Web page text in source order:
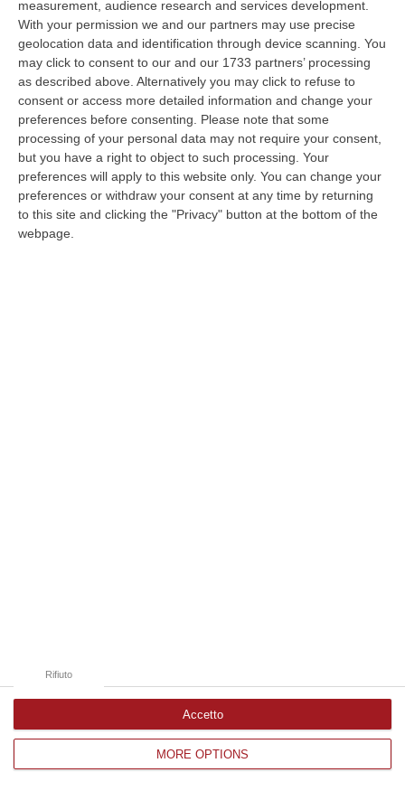
measurement, audience research and services development.
With your permission we and our partners may use precise
geolocation data and identification through device scanning. You
may click to consent to our and our 1733 partners’ processing
as described above. Alternatively you may click to refuse to
consent or access more detailed information and change your
preferences before consenting.
Please note that some
processing of your personal data may not require your consent,
but you have a right to object to such processing. Your
preferences will apply to this website only. You can change your
preferences or withdraw your consent at any time by returning
to this site and clicking the "Privacy" button at the bottom of the
webpage.
MORE OPTIONS
Rifiuto
Accetto
Gioia Tauro, Blitz Ad Alto Impatto Alla Ciambra: 24 Perquisizioni E
275 Persone Identificate – VIDEO
“Maxi servizio congiunto di controllo del territorio nel quartiere Ciambra
di Gioia Tauro, area indicata come ad alta densità criminale. L’o…
08 Agosto, 8:49
Regione Calabria, Buono Pasto A 8 Euro E Welfare Per I Pendolari:
Il CSA-Cisal Promuove Il Nuovo Contratto Integrativo
“Il CSA-Cisal esprime apprezzamento per la sottoscrizione del Contratto
collettivo integrativo 2026 del personale del comparto della Regione…
08 Agosto, 8:38
Corriere delle Calabria è una testata giornalistica di News&Com S.r.l